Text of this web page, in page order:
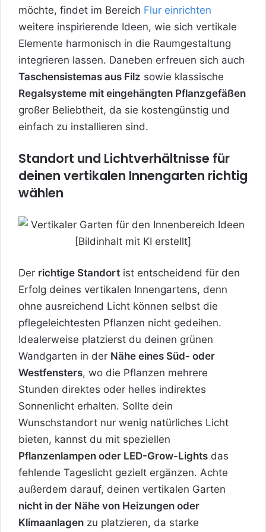
möchte, findet im Bereich Flur einrichten
weitere inspirierende Ideen, wie sich vertikale
Elemente harmonisch in die Raumgestaltung
integrieren lassen. Daneben erfreuen sich auch
Taschensistemas aus Filz sowie klassische
Regalsysteme mit eingehängten Pflanzgefäßen
großer Beliebtheit, da sie kostengünstig und
einfach zu installieren sind.
Standort und Lichtverhältnisse für
deinen vertikalen Innengarten richtig
wählen
Der richtige Standort ist entscheidend für den
Erfolg deines vertikalen Innengartens, denn
ohne ausreichend Licht können selbst die
pflegeleichtesten Pflanzen nicht gedeihen.
Idealerweise platzierst du deinen grünen
Wandgarten in der Nähe eines Süd- oder
Westfensters, wo die Pflanzen mehrere
Stunden direktes oder helles indirektes
Sonnenlicht erhalten. Sollte dein
Wunschstandort nur wenig natürliches Licht
bieten, kannst du mit speziellen
Pflanzenlampen oder LED-Grow-Lights das
fehlende Tageslicht gezielt ergänzen. Achte
außerdem darauf, deinen vertikalen Garten
nicht in der Nähe von Heizungen oder
Klimaanlagen zu platzieren, da starke